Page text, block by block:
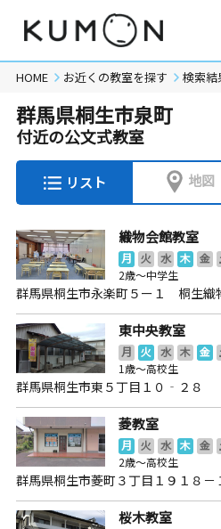
HOME お近くの教室を探す 検索結
群馬県桐生市泉町
付近の公文式教室
リスト 地図
織物会館教室
月 火 水 木 金
2歳～中学生
群馬県桐生市永楽町５ー１ 桐生織
東中央教室
月 火 水 木 金
1歳～高校生
群馬県桐生市東５丁目１０‐２８
菱教室
月 火 水 木 金
2歳～高校生
群馬県桐生市菱町３丁目１９１８－
桜木教室